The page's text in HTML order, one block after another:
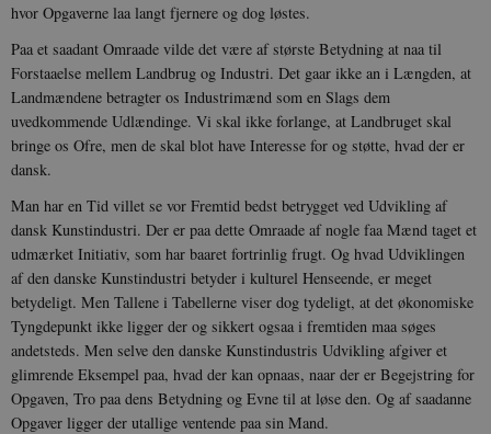
hvor Opgaverne laa langt fjernere og dog løstes.
Paa et saadant Omraade vilde det være af største Betydning at naa til
Forstaaelse mellem Landbrug og Industri. Det gaar ikke an i Længden, at
Landmændene betragter os Industrimænd som en Slags dem
uvedkommende Udlændinge. Vi skal ikke forlange, at Landbruget skal
bringe os Ofre, men de skal blot have Interesse for og støtte, hvad der er
dansk.
Man har en Tid villet se vor Fremtid bedst betrygget ved Udvikling af
dansk Kunstindustri. Der er paa dette Omraade af nogle faa Mænd taget et
udmærket Initiativ, som har baaret fortrinlig frugt. Og hvad Udviklingen
af den danske Kunstindustri betyder i kulturel Henseende, er meget
betydeligt. Men Tallene i Tabellerne viser dog tydeligt, at det økonomiske
Tyngdepunkt ikke ligger der og sikkert ogsaa i fremtiden maa søges
andetsteds. Men selve den danske Kunstindustris Udvikling afgiver et
glimrende Eksempel paa, hvad der kan opnaas, naar der er Begejstring for
Opgaven, Tro paa dens Betydning og Evne til at løse den. Og af saadanne
Opgaver ligger der utallige ventende paa sin Mand.
.vimeo.com
Region
CloudFront-
Policy
.danmarkshistorien.dk
_ga
Google LLC
.danmarkshistorien.dk
1 år 1
måned